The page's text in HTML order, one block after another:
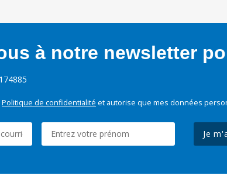
à notre newsletter
Politique de confidentialité et autorise que mes données
Je